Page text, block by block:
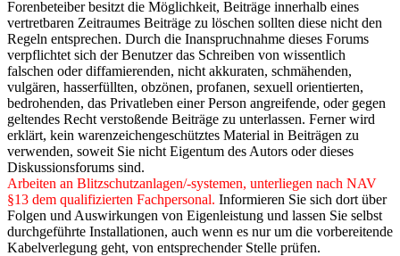
Forenbeteiber besitzt die Möglichkeit, Beiträge innerhalb eines
vertretbaren Zeitraumes Beiträge zu löschen sollten diese nicht den
Regeln entsprechen. Durch die Inanspruchnahme dieses Forums
verpflichtet sich der Benutzer das Schreiben von wissentlich
falschen oder diffamierenden, nicht akkuraten, schmähenden,
vulgären, hasserfüllten, obzönen, profanen, sexuell orientierten,
bedrohenden, das Privatleben einer Person angreifende, oder gegen
geltendes Recht verstoßende Beiträge zu unterlassen. Ferner wird
erklärt, kein warenzeichengeschütztes Material in Beiträgen zu
verwenden, soweit Sie nicht Eigentum des Autors oder dieses
Diskussionsforums sind.
Arbeiten an Blitzschutzanlagen/-systemen, unterliegen nach NAV
§13 dem qualifizierten Fachpersonal. Informieren Sie sich dort über
Folgen und Auswirkungen von Eigenleistung und lassen Sie selbst
durchgeführte Installationen, auch wenn es nur um die vorbereitende
Kabelverlegung geht, von entsprechender Stelle prüfen.